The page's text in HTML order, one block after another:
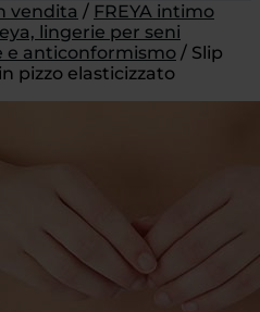
vendita / FREYA intimo
lingerie per seni
e anticonformismo / Slip
pizzo elasticizzato